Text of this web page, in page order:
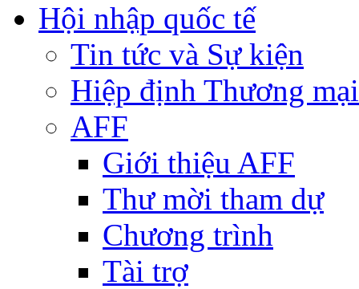
Hội nhập quốc tế
Tin tức và Sự kiện
Hiệp định Thương
AFF
Giới thiệu AFF
Thư mời tham dự
Chương trình
Tài trợ